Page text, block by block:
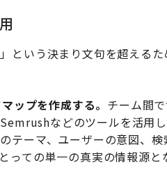
という決まり文句を超える
ップを作成する。 チーム間
などのツールを活用
テーマ、ユーザーの意図、
っての単一の真実の情報源と